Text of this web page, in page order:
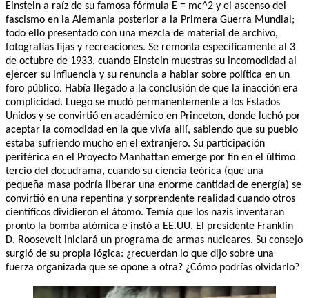
Einstein a raíz de su famosa fórmula E = mc^2 y el ascenso del
fascismo en la Alemania posterior a la Primera Guerra Mundial;
todo ello presentado con una mezcla de material de archivo,
fotografías fijas y recreaciones. Se remonta específicamente al 3
de octubre de 1933, cuando Einstein muestras su incomodidad al
ejercer su influencia y su renuncia a hablar sobre política en un
foro público. Había llegado a la conclusión de que la inacción era
complicidad. Luego se mudó permanentemente a los Estados
Unidos y se convirtió en académico en Princeton, donde luchó por
aceptar la comodidad en la que vivía allí, sabiendo que su pueblo
estaba sufriendo mucho en el extranjero. Su participación
periférica en el Proyecto Manhattan emerge por fin en el último
tercio del docudrama, cuando su ciencia teórica (que una
pequeña masa podría liberar una enorme cantidad de energía) se
convirtió en una repentina y sorprendente realidad cuando otros
científicos dividieron el átomo. Temía que los nazis inventaran
pronto la bomba atómica e instó a EE.UU. El presidente Franklin
D. Roosevelt iniciará un programa de armas nucleares. Su consejo
surgió de su propia lógica: ¿recuerdan lo que dijo sobre una
fuerza organizada que se opone a otra? ¿Cómo podrías olvidarlo?